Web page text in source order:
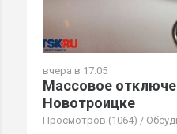
вчера в 17:05
Массовое
Новотроицке
Просмотров (1064) /